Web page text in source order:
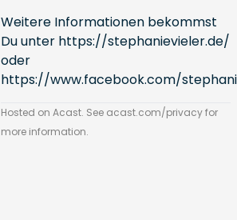
Weitere Informationen bekommst
Du unter https://stephanievieler.de/
oder
https://www.facebook.com/
Hosted on Acast. See acast.com/privacyfor
more information.